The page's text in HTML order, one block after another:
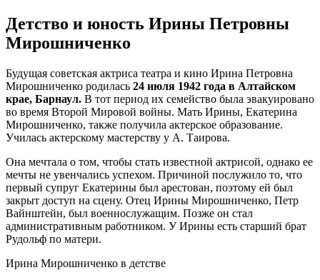
Детство и юность Ирины Петровны
Мирошниченко
Будущая советская актриса театра и кино Ирина Петровна
Мирошниченко родилась 24 июля 1942 года в Алтайском
крае, Барнаул. В тот период их семейство была эвакуировано
во время Второй Мировой войны. Мать Ирины, Екатерина
Мирошниченко, также получила актерское образование.
Училась актерскому мастерству у А. Таирова.
Она мечтала о том, чтобы стать известной актрисой, однако ее
мечты не увенчались успехом. Причиной послужило то, что
первый супруг Екатерины был арестован, поэтому ей был
закрыт доступ на сцену. Отец Ирины Мирошниченко, Петр
Вайнштейн, был военнослужащим. Позже он стал
административным работником. У Ирины есть старший брат
Рудольф по матери.
Ирина Мирошниченко в детстве